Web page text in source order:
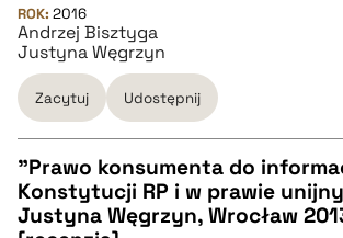
BIBTEX
pobierz cytat
ROK: 2016
Andrzej Bisztyga
Justyna Węgrzyn
Zacytuj Udostępnij
CZYSTY TEKST
"Prawo konsumenta do
Konstytucji RP i w prawie
Justyna Węgrzyn, Wrocław